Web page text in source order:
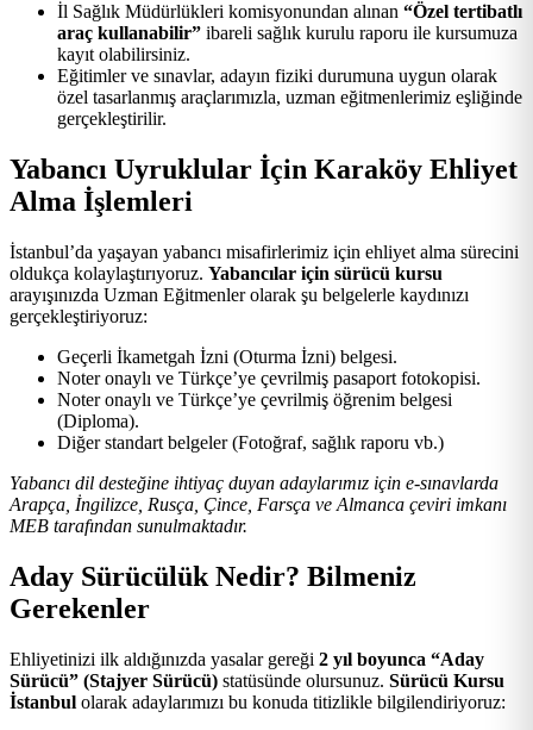
İl Sağlık Müdürlükleri komisyonundan alınan “Özel tertibatlı
araç kullanabilir” ibareli sağlık kurulu raporu ile kursumuza
kayıt olabilirsiniz.
Eğitimler ve sınavlar, adayın fiziki durumuna uygun olarak
özel tasarlanmış araçlarımızla, uzman eğitmenlerimiz eşliğinde
gerçekleştirilir.
Yabancı Uyruklular İçin Karaköy Ehliyet
Alma İşlemleri
İstanbul’da yaşayan yabancı misafirlerimiz için ehliyet alma sürecini
oldukça kolaylaştırıyoruz. Yabancılar için sürücü kursu
arayışınızda Uzman Eğitmenler olarak şu belgelerle kaydınızı
gerçekleştiriyoruz:
Geçerli İkametgah İzni (Oturma İzni) belgesi.
Noter onaylı ve Türkçe’ye çevrilmiş pasaport fotokopisi.
Noter onaylı ve Türkçe’ye çevrilmiş öğrenim belgesi
(Diploma).
Diğer standart belgeler (Fotoğraf, sağlık raporu vb.)
Yabancı dil desteğine ihtiyaç duyan adaylarımız için e-sınavlarda
Arapça, İngilizce, Rusça, Çince, Farsça ve Almanca çeviri imkanı
MEB tarafından sunulmaktadır.
Aday Sürücülük Nedir? Bilmeniz
Gerekenler
Ehliyetinizi ilk aldığınızda yasalar gereği 2 yıl boyunca “Aday
Sürücü” (Stajyer Sürücü) statüsünde olursunuz. Sürücü Kursu
İstanbul olarak adaylarımızı bu konuda titizlikle bilgilendiriyoruz: